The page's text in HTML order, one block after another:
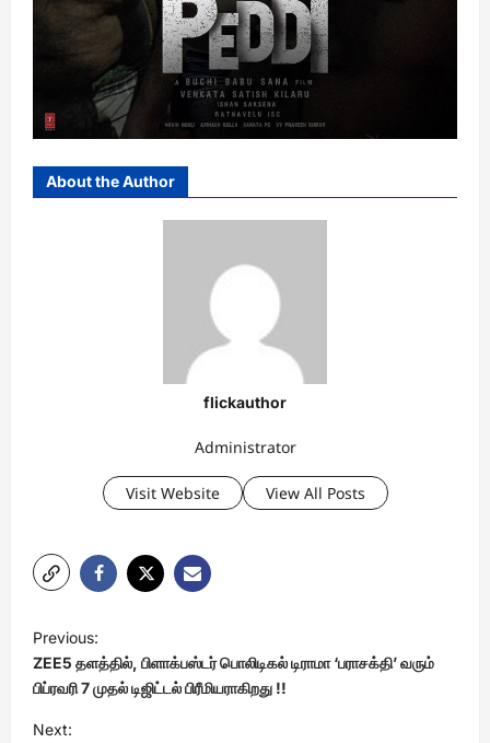
About the Author
flickauthor
Administrator
Visit Website View All Posts
o
s
t
Previous:
ZEE5 தளத்தில், பிளாக்பஸ்டர் பொலிடிகல் டிராமா ‘பராசக்தி’ வரும்
பிப்ரவரி 7 முதல் டிஜிட்டல் பிரீமியராகிறது !!
Next: